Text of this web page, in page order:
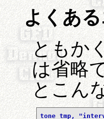
よくあ
ともか
は省略
とこん
tone tmp,